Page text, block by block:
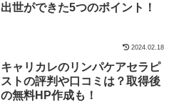
出世ができた5つのポイント！
2024.02.18
キャリカレのリンパケアセラピ
ストの評判や口コミは？取得後
の無料HP作成も！